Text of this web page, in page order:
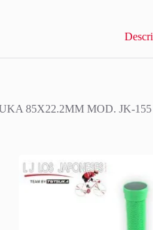
85X22.2MM MOD. JK-